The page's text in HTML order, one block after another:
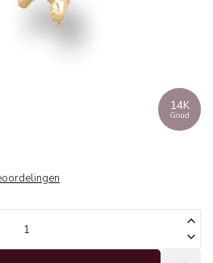
14K
Goud